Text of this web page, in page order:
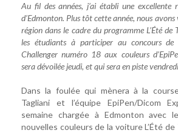
Au fil des années, j’ai établi une excellente
d’Edmonton. Plus tôt cette année, nous avons
région dans le cadre du programme L’Été de
les étudiants à participer au concours
Challenger numéro 18 aux couleurs
sera dévoilée jeudi, et qui sera en piste
Dans la foulée qui mènera à la
Tagliani et l’équipe EpiPen/Dicom
semaine chargée à Edmonton avec
nouvelles couleurs de la voiture L’Été